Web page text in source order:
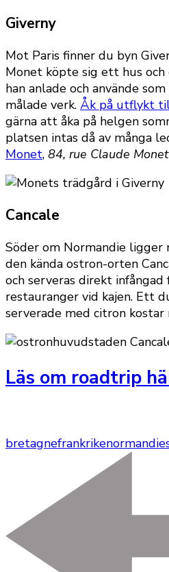
Giverny
Mot Paris finner du byn
Monet köpte sig ett hus
han anlade och använde
målade verk. Åk på utflykt
gärna att åka på helgen
platsen intas då av många
Monet, 84, rue Claude
Cancale
Söder om Normandie ligger
den kända ostron-orten
och serveras direkt infångad
restauranger vid kajen. Ett
serverade med citron
Läs om roadtrip
bretagnefrankrikenormandie